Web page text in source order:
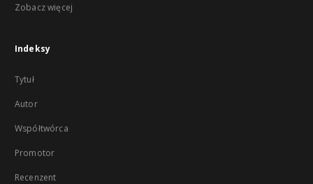
Zobacz więcej
Indeksy
Tytuł
Autor
Współtwórca
Promotor
Recenzent